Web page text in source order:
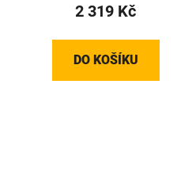
2 319 Kč
DO KOŠÍKU